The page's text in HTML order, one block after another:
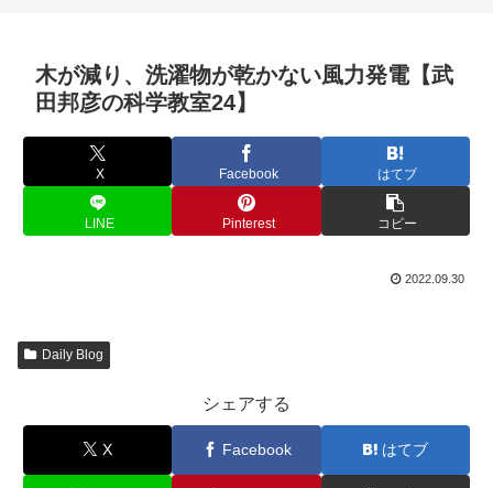
木が減り、洗濯物が乾かない風力発電【武
田邦彦の科学教室24】
X Facebook はてブ
LINE Pinterest コピー
2022.09.30
Daily Blog
シェアする
X Facebook はてブ